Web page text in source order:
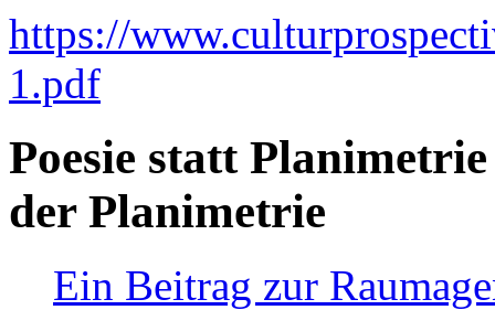
https://
1.pdf
Poesie statt
der Planimetrie
Ein Beitrag zur